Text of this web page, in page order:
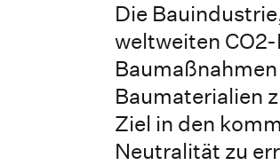
Die
weltweiten
Baumaterialien
Ziel in den
Neutralität zu